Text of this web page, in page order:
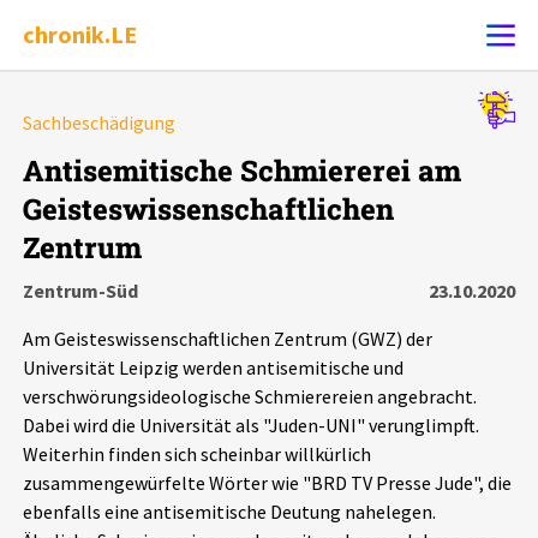
chronik.LE
Chronik
Dossiers
Schlaglichter
Phänomene
Sachbeschädigung
Antisemitische Schmiererei am
Geisteswissenschaftlichen
Zentrum
Zentrum-Süd
23.10.2020
Am Geisteswissenschaftlichen Zentrum (GWZ) der
Universität Leipzig werden antisemitische und
verschwörungsideologische Schmierereien angebracht.
Dabei wird die Universität als "Juden-UNI" verunglimpft.
Weiterhin finden sich scheinbar willkürlich
zusammengewürfelte Wörter wie "BRD TV Presse Jude", die
ebenfalls eine antisemitische Deutung nahelegen.
Alle Ereignisse
Ereignisse
Ereignisse Statistik
Filter Erklärungen